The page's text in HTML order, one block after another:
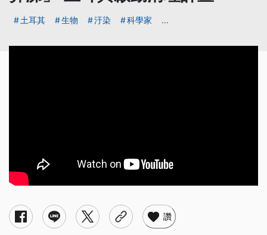
土耳其 生物 汙染 科學家 ...
讚